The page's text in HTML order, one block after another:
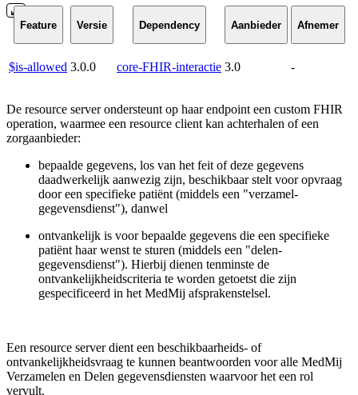
Feature Versie Dependency Aanbieder Afnemer
$is-allowed 3.0.0 core-FHIR-interactie 3.0 -
De resource server ondersteunt op haar endpoint een custom FHIR
operation, waarmee een resource client kan achterhalen of een
zorgaanbieder:
bepaalde gegevens, los van het feit of deze gegevens
daadwerkelijk aanwezig zijn, beschikbaar stelt voor opvraag
door een specifieke patiënt (middels een "verzamel-
gegevensdienst"), danwel
ontvankelijk is voor bepaalde gegevens die een specifieke
patiënt haar wenst te sturen (middels een "delen-
gegevensdienst"). Hierbij dienen tenminste de
ontvankelijkheidscriteria te worden getoetst die zijn
gespecificeerd in het MedMij afsprakenstelsel.
Een resource server dient een beschikbaarheids- of
ontvankelijkheidsvraag te kunnen beantwoorden voor alle MedMij
Verzamelen en Delen gegevensdiensten waarvoor het een rol
vervult.